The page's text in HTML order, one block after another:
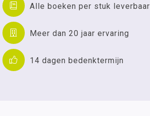
Alle boeken per stuk leverbaar
Meer dan 20 jaar ervaring
14 dagen bedenktermijn